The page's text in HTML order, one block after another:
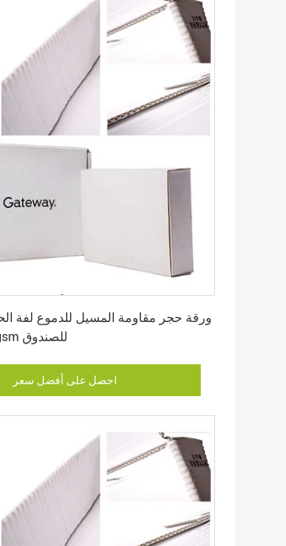
ورقة حجر مقاومة المسيل للدموع لفة
للبيئة 375-600gsm للصندوق
احصل على أفضل سعر